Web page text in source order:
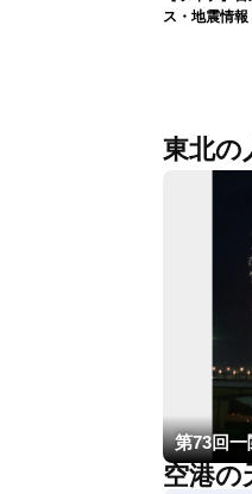
ス・地震情
東北の
空港の